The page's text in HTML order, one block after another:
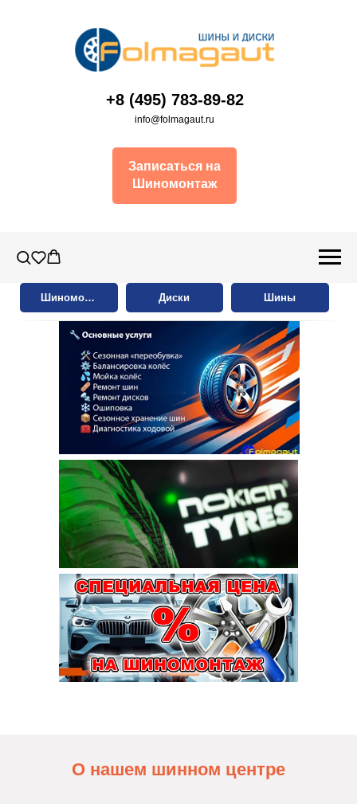
+8 (495) 783-89-82
info@folmagaut.ru
Записаться на
Шиномонтаж
Шиномонтаж Диски Шины
О нашем шинном центре